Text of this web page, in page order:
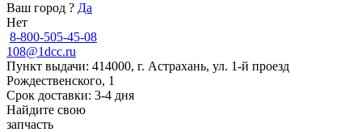
Ваш город ? Да
Нет
8-800-505-45-08
108@1dcc.ru
Пункт выдачи: 414000, г. Астрахань, ул. 1-й проезд
Рождественского, 1
Срок доставки: 3-4 дня
Найдите свою
запчасть